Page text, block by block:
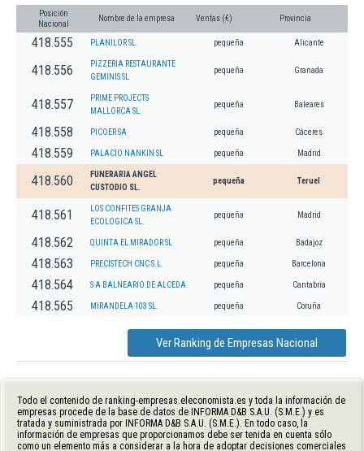
Posición
Nacional
Nombre de la empresa Ventas (€) Provincia
418.555 PLANILOR SL. pequeña Alicante
418.556
PIZZERIA RESTAURANTE
GEMINIS SL
pequeña Granada
418.557
PRIME PROJECTS
MALLORCA SL.
pequeña Baleares
418.558 PICOER SA pequeña Cáceres
418.559 PALACIO NANKIN SL pequeña Madrid
418.560
FUNERARIA ANGEL
CUSTODIO SL.
pequeña Teruel
418.561
LOS CONFITES GRANJA
ECOLOGICA SL.
pequeña Madrid
418.562 QUINTA EL MIRADOR SL pequeña Badajoz
418.563 PRECISTECH CNC S.L. pequeña Barcelona
418.564 S A BALNEARIO DE ALCEDA pequeña Cantabria
418.565 MIRANDELA 103 SL. pequeña Coruña
Ver Ranking de Empresas Nacional
Todo el contenido de ranking-empresas.eleconomista.es y toda la información de
empresas procede de la base de datos de INFORMA D&B S.A.U. (S.M.E.) y es
tratada y suministrada por INFORMA D&B S.A.U. (S.M.E.). En todo caso, la
información de empresas que proporcionamos debe ser tenida en cuenta sólo
como un elemento más a considerar a la hora de adoptar decisiones comerciales